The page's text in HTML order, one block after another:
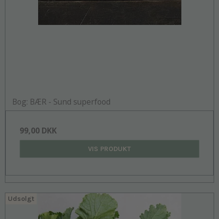
Bog: BÆR - Sund superfood
99,00 DKK
VIS PRODUKT
Udsolgt